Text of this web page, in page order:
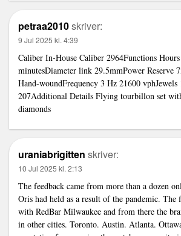
petraa2010skriver:
9 Jul 2025 kl. 4:39
Caliber In-House Caliber 2964Functions
minutesDiameter link 29.5mmPower Reserve
Hand-woundFrequency 3 Hz 21600 vphJewels
207Additional Details Flying tourbillon set
diamonds
uraniabrigitten skriver:
10 Jul 2025 kl. 2:13
The feedback came from more than a dozen
Oris had held as a result of the pandemic. The
with RedBar Milwaukee and from there the
in other cities. Toronto. Austin. Atlanta.